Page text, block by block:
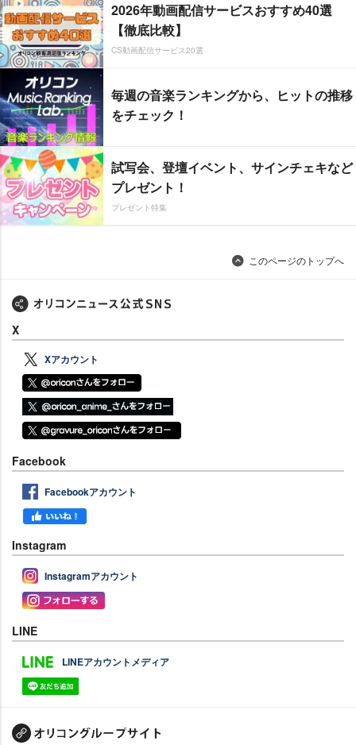
2026年動画配信サービスおすすめ40選
【徹底比較】
CS動画配信サービス20選
毎週の音楽ランキングから、ヒットの推移
をチェック！
試写会、登壇イベント、サインチェキなど
プレゼント！
プレゼント特集
このページのトップへ
X
Xアカウント
Facebook
Facebookアカウント
Instagram
Instagramアカウント
LINE
LINEアカウントメディア